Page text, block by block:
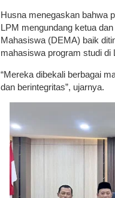
Husna menegaskan bahwa
LPM mengundang ketua
Mahasiswa (DEMA) baik
mahasiswa program studi di
“Mereka dibekali berbagai
dan berintegritas”, ujarnya.